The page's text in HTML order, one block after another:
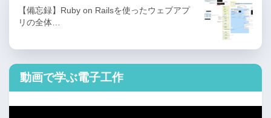
【備忘録】Ruby on Railsを使ったウェブアプ
リの全体…
動画で学ぶ電子工作